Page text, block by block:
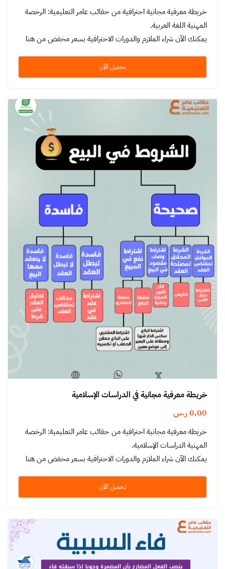
خريطة معرفية مجانية احترافية من حقائب عامر التعليمية: الرخصة
المهنية اللغة العربية.
يمكنك الآن شراء الملازم والدورات الاحترافية بسعر مخفض من هنا
تحميل الآن
خريطة معرفية مجانية في الدراسات الإسلامية
0,00 ر.س
خريطة معرفية مجانية احترافية من حقائب عامر التعليمية: الرخصة
المهنية الدراسات الإسلامية.
يمكنك الآن شراء الملازم والدورات الاحترافية بسعر مخفض من هنا
تحميل الآن